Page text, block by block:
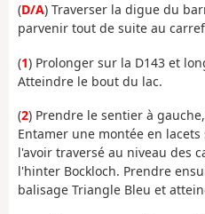
(D/A) Traverser la digue du
parvenir tout de suite au
(1) Prolonger sur la D143 et
Atteindre le bout du lac.
(2) Prendre le sentier à
Entamer une montée en
l'avoir traversé au niveau des
l'hinter Bockloch. Prendre
balisage Triangle Bleu et